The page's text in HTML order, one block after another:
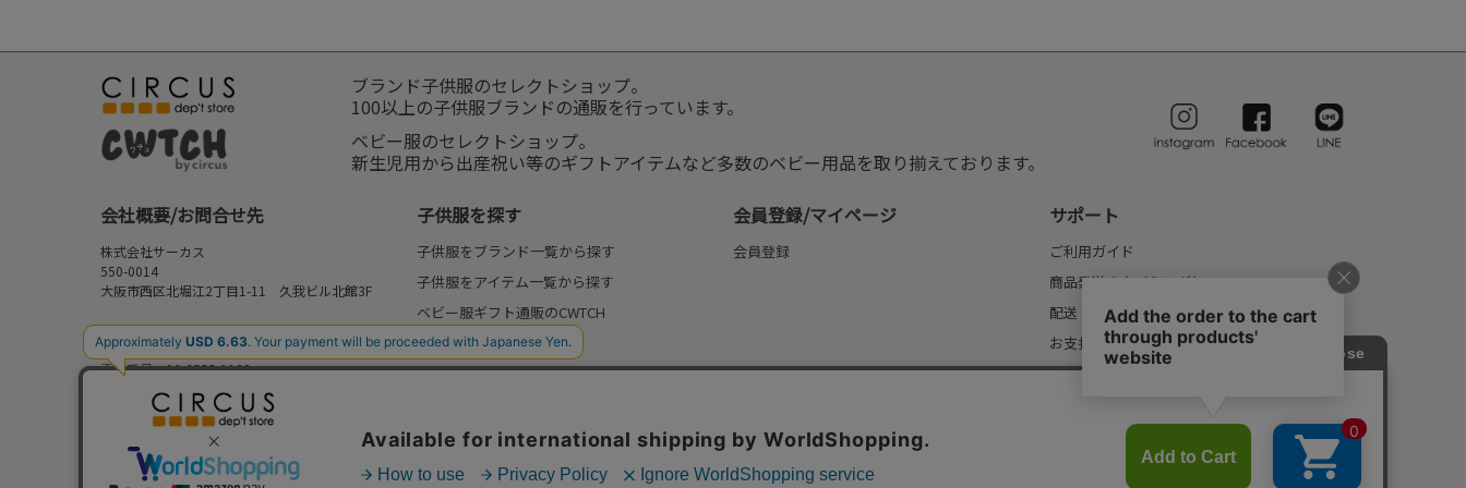
ブランド子供服のセレクトショップ。
100以上の子供服ブランドの通販を行っています。
ベビー服のセレクトショップ。
新生児用から出産祝い等のギフトアイテムなど多数のベビー用品を取り揃えております。
会社概要/お問合せ先
株式会社サーカス
550-0014
大阪市西区北堀江2丁目1-11 久我ビル北館3F
お問合せ先
⇒FAQ/お問合せフォーム
電話番号：06-6538-1163
営業時間：10:00-17:00
定休日：日曜・祝日
子供服を探す
子供服をブランド一覧から探す
子供服をアイテム一覧から探す
ベビー服ギフト通販のCWTCH
新作
再入荷
セール
my focus(よみもの)
会員登録/マイページ
会員登録
サポート
ご利用ガイド
商品発送のタイミングについて
配送・送料について
お支払いについて
返品・交換について